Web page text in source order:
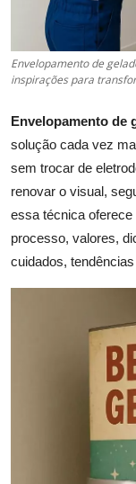
Envelopamento de
inspirações para
Envelopamento de
solução cada vez
sem trocar de
renovar o visual,
essa técnica
processo, valores,
cuidados,